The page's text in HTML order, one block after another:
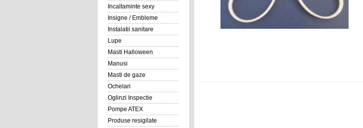
Incaltaminte sexy
Insigne / Embleme
Instalatii sanitare
Lupe
Masti Halloween
Manusi
Masti de gaze
Ochelari
Oglinzi Inspectie
Pompe ATEX
Produse resigilate